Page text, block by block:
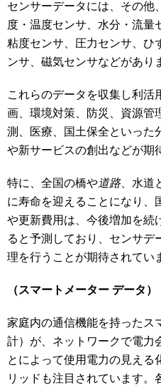
センサーデータには、その他
度・温度センサ、水分・流量
粘度センサ、圧力センサ、ひ
ンサ、磁気センサなどがあり
これらのデータを収集し利活
画、環境対策、防災、資源管
測、医療、国土保全といった
や新サービスの創出などが期
特に、全国の橋や道路、水道
に寿命を迎えることになり、
や更新費用は、今後増加を続
ると予測しており、センサデ
理を行うことが期待されてい
（スマートメーター データ）
家庭内の通信機能を持ったス
計）が、ネットワークで電力
とによって使用電力の見える
リッドも注目されています